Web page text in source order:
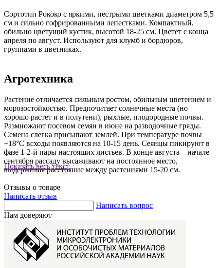
Показать весь текст
Сортотип Рококо с яркими, пестрыми цветками диаметром 5,5
см и сильно гофрированными лепестками. Компактный,
обильно цветущий кустик, высотой 18-25 см. Цветет с конца
апреля по август. Используют для клумб и бордюров,
группами в цветниках.
Агротехника
Растение отличается сильным ростом, обильным цветением и
морозостойкостью. Предпочитает солнечные места (но
хорошо растет и в полутени), рыхлые, плодородные почвы.
Размножают посевом семян в июне на разводочные гряды.
Семена слегка присыпают землей. При температуре почвы
+18°C всходы появляются на 10-15 день. Сеянцы пикируют в
фазе 1-2-й пары настоящих листьев. В конце августа – начале
сентября рассаду высаживают на постоянное место,
выдерживая расстояние между растениями 15-20 см.
Отзывы о товаре
Написать отзыв
Написать вопрос
Нам доверяют